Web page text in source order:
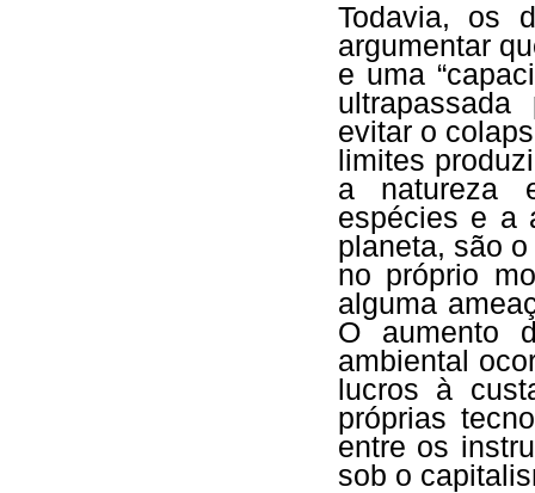
Todavia, os
argumentar
e uma
evitar o
limites
a natureza
espécies e a
planeta, são
no próprio
alguma
O aumento
ambiental
lucros à
próprias
entre os
sob o